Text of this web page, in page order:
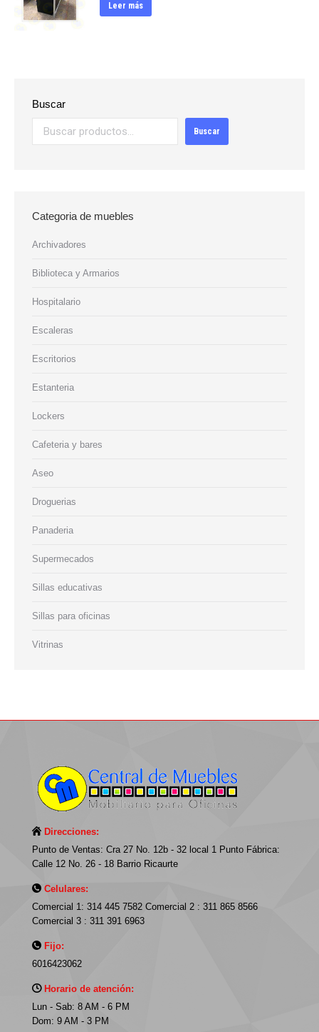
Leer más
Buscar
Buscar
Categoria de muebles
Archivadores
Biblioteca y Armarios
Hospitalario
Escaleras
Escritorios
Estanteria
Lockers
Cafeteria y bares
Aseo
Droguerias
Panaderia
Supermecados
Sillas educativas
Sillas para oficinas
Vitrinas
Direcciones:
Punto de Ventas: Cra 27 No. 12b - 32 local 1 Punto Fábrica:
Calle 12 No. 26 - 18 Barrio Ricaurte
Celulares:
Comercial 1: 314 445 7582 Comercial 2 : 311 865 8566
Comercial 3 : 311 391 6963
Fijo:
6016423062
Horario de atención:
Lun - Sab: 8 AM - 6 PM
Dom: 9 AM - 3 PM